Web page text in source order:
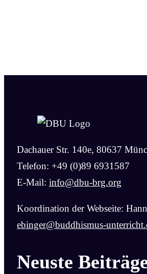
Dachauer Str. 140e, 80637
Telefon: +49 (0)89 6931587
E-Mail: info@dbu-brg.org
Koordination der Webseite:
ebinger@buddhismus-
Neuste